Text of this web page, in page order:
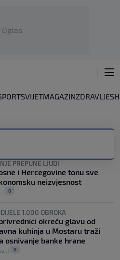
Oglas
SVIJETMAGAZINZDRAVLJE
PREPUNE LJUDI
i Hercegovine tonu sve
neizvjesnost
0
1.000 OBROKA
okreću glavu od
kuhinja u Mostaru traži
osnivanje banke hrane
0